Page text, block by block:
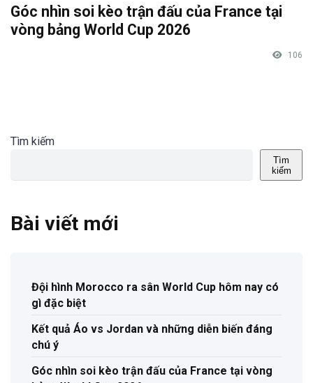
Góc nhìn soi kèo trận đấu của France tại
vòng bảng World Cup 2026
106
Tìm kiếm
Tìm
kiếm
Bài viết mới
Đội hình Morocco ra sân World Cup hôm nay có
gì đặc biệt
Kết quả Áo vs Jordan và những diễn biến đáng
chú ý
Góc nhìn soi kèo trận đấu của France tại vòng